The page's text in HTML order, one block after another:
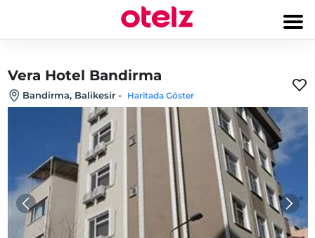
Vera Hotel Bandirma
Bandirma, Balikesir - Haritada Göster